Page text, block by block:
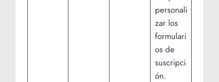
personali
zar los
formulari
os de
suscripci
ón.